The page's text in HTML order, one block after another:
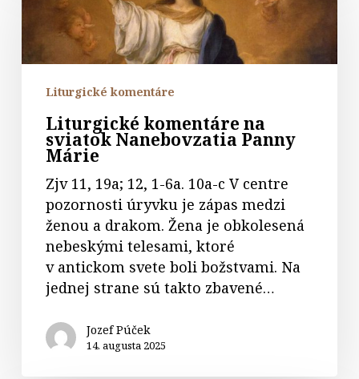
sviatok
Nanebovzatia
MárieLiturgické komentáre
Liturgické komentáre na
sviatok Nanebovzatia Panny
Márie
Zjv 11, 19a; 12, 1-6a. 10a-c V centre
pozornosti úryvku je zápas medzi
ženou a drakom. Žena je obkolesená
nebeskými telesami, ktoré
v antickom svete boli božstvami. Na
jednej strane sú takto zbavené…
Jozef Púček
14. augusta 2025